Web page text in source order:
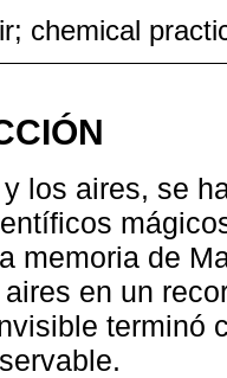
chemical
los aires, se
memoria de
en un
terminó